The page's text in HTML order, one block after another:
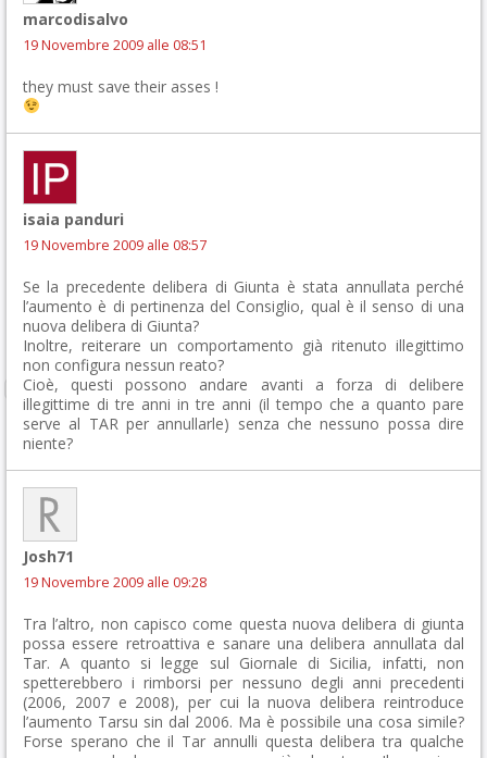
marcodisalvo
19 Novembre 2009 alle 08:51
they must save their asses !
isaia panduri
19 Novembre 2009 alle 08:57
Se la precedente delibera di Giunta è stata annullata perché
l’aumento è di pertinenza del Consiglio, qual è il senso di una
nuova delibera di Giunta?
Inoltre, reiterare un comportamento già ritenuto illegittimo
non configura nessun reato?
Cioè, questi possono andare avanti a forza di delibere
illegittime di tre anni in tre anni (il tempo che a quanto pare
serve al TAR per annullarle) senza che nessuno possa dire
niente?
Josh71
19 Novembre 2009 alle 09:28
Tra l’altro, non capisco come questa nuova delibera di giunta
possa essere retroattiva e sanare una delibera annullata dal
Tar. A quanto si legge sul Giornale di Sicilia, infatti, non
spetterebbero i rimborsi per nessuno degli anni precedenti
(2006, 2007 e 2008), per cui la nuova delibera reintroduce
l’aumento Tarsu sin dal 2006. Ma è possibile una cosa simile?
Forse sperano che il Tar annulli questa delibera tra qualche